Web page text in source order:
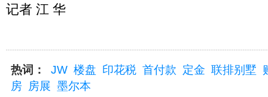
记者 江 华
热词： JW 楼盘 印花税 首付款 定金 联排别墅
房 房展 墨尔本